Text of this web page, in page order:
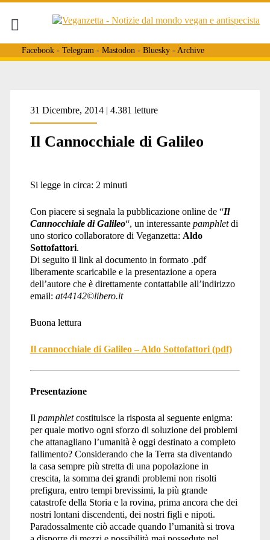
Facebook- Telegram- Mastodon- Bluesky- Archive
31 Dicembre, 2014 | 4.381 letture
Il Cannocchiale di Galileo
Si legge in circa: 2 minuti
Con piacere si segnala la pubblicazione online de “Il
Cannocchiale di Galileo“, un interessante pamphletdi
uno storico collaboratore di Veganzetta: Aldo
Sottofattori.
Di seguito il link al documento in formato .pdf
liberamente scaricabile e la presentazione a opera
dell’autore che è direttamente contattabile all’indirizzo
email: at44142©libero.it
Buona lettura
Il cannocchiale di Galileo – Aldo Sottofattori (pdf)
Presentazione
Il pamphletcostituisce la risposta al seguente enigma:
per quale motivo ogni sforzo di soluzione dei problemi
che attanagliano l’umanità è oggi destinato a completo
fallimento? Considerando che la Terra sta diventando
la casa sempre più stretta di una popolazione in
crescita, la somma dei grandi problemi non risolti
prefigura, entro tempi brevissimi, la più grande
catastrofe della Storia e la rovina, prima ancora che dei
nostri lontani discendenti, dei nostri figli e nipoti.
Paradossalmente ciò accade quando l’umanità si trova